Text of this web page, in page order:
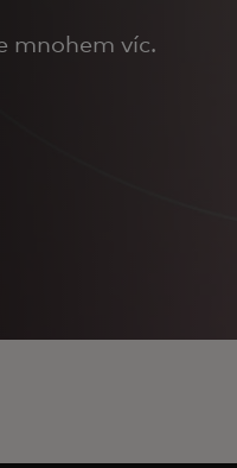
mnohem víc.